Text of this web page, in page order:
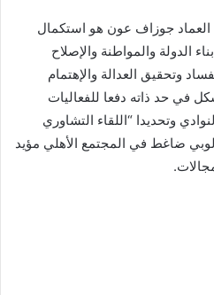
جوزاف عون هو استكمال
الدولة والمواطنة والإصلاح
وتحقيق العدالة والإهتمام
في حد ذاته دفعا للفعاليات
وتحديدا “اللقاء التشاوري
ضاغط في المجتمع الأهلي مؤيد